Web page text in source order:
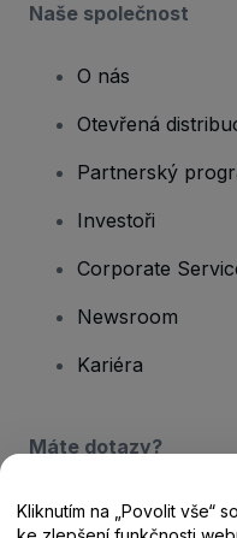
Naše společnost
O nás
Otevřená
Partnerský
Investoři
Corporate
Newsroom
Kariéra
Máte dotazy?
Centrum
Kliknutím na „Povolit vše“